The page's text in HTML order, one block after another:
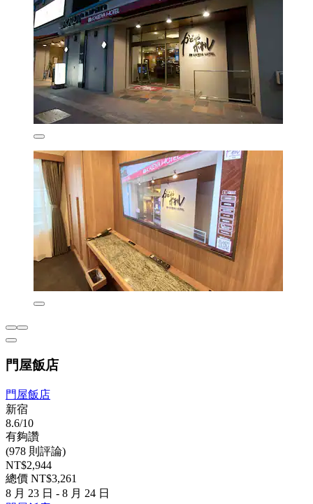
門屋飯店
門屋飯店
新宿
8.6/10
有夠讚
(978 則評論)
NT$2,944
總價 NT$3,261
8 月 23 日 - 8 月 24 日